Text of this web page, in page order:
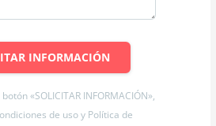
watch?v=wf0P_nLMyhU
INFORMACIÓN
«SOLICITAR INFORMACIÓN»,
de uso y Política de